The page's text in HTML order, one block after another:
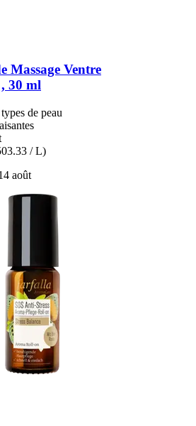
Massage Ventre
30 ml
de peau
/ L)
août